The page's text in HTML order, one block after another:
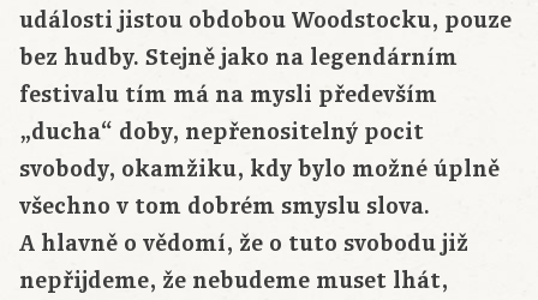
události jistou obdobou Woodstocku, pouze
bez hudby. Stejně jako na legendárním
festivalu tím má na mysli především
„ducha“ doby, nepřenositelný pocit
svobody, okamžiku, kdy bylo možné úplně
všechno v tom dobrém smyslu slova.
A hlavně o vědomí, že o tuto svobodu již
nepřijdeme, že nebudeme muset lhát,